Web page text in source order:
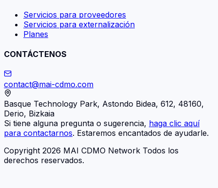
Servicios para proveedores
Servicios para externalización
Planes
CONTÁCTENOS
contact@mai-cdmo.com
Basque Technology Park, Astondo Bidea, 612, 48160,
Derio, Bizkaia
Si tiene alguna pregunta o sugerencia, haga clic aquí
para contactarnos. Estaremos encantados de ayudarle.
Copyright 2026 MAI CDMO Network Todos los
derechos reservados.